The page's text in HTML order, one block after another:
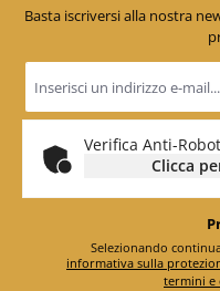
Basta iscriversi alla nostra
e-
mail
*
Verifica Anti-Robot
Clicca
informativa sulla
termini e